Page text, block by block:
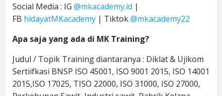
Social Media : IG @mkacademy.id |
FB hidayatMKacademy | Tiktok@mkacademy22
Apa saja yang ada di MK Training?
Judul / Topik Training diantaranya : Diklat & Ujikom
Sertiifkasi BNSP ISO 45001, ISO 9001 2015, ISO 14001
2015,ISO 17025, TISO 22000, ISO 31000, ISO 27000,